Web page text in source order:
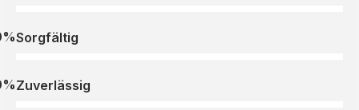
Sorgfältig
Zuverlässig